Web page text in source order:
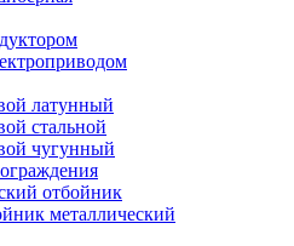
латунный
стальной
чугунный
отбойник
металлический